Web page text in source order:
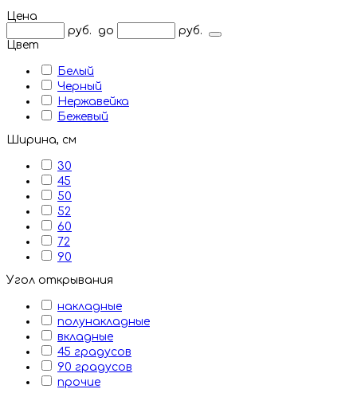
Цена
руб.
до
руб.
Цвет
Белый
Черный
Нержавейка
Бежевый
Ширина, см
30
45
50
52
60
72
90
Угол открывания
накладные
полунакладные
вкладные
45 градусов
90 градусов
прочие